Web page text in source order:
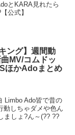
とKARA見れたら
公式】
ング】週間動
MV/コムドッ
ほかAdoまとめ
Limbo Ado皆で昔の
動しちゃダメや色ん
ましょ?ん～(?? ??